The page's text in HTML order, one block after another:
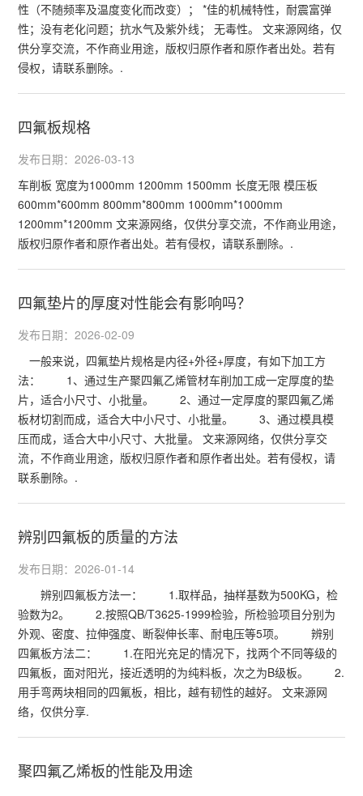
性（不随频率及温度变化而改变）； *佳的机械特性，耐震富弹
性；没有老化问题；抗水气及紫外线； 无毒性。 文来源网络，仅
供分享交流，不作商业用途，版权归原作者和原作者出处。若有
侵权，请联系删除。.
四氟板规格
发布日期：2026-03-13
车削板 宽度为1000mm 1200mm 1500mm 长度无限 模压板
600mm*600mm 800mm*800mm 1000mm*1000mm
1200mm*1200mm 文来源网络，仅供分享交流，不作商业用途，
版权归原作者和原作者出处。若有侵权，请联系删除。.
四氟垫片的厚度对性能会有影响吗？
发布日期：2026-02-09
一般来说，四氟垫片规格是内径+外径+厚度，有如下加工方
法： 1、通过生产聚四氟乙烯管材车削加工成一定厚度的垫
片，适合小尺寸、小批量。 2、通过一定厚度的聚四氟乙烯
板材切割而成，适合大中小尺寸、小批量。 3、通过模具模
压而成，适合大中小尺寸、大批量。 文来源网络，仅供分享交
流，不作商业用途，版权归原作者和原作者出处。若有侵权，请
联系删除。.
辨别四氟板的质量的方法
发布日期：2026-01-14
辨别四氟板方法一： 1.取样品，抽样基数为500KG，检
验数为2。 2.按照QB/T3625-1999检验，所检验项目分别为
外观、密度、拉伸强度、断裂伸长率、耐电压等5项。 辨别
四氟板方法二： 1.在阳光充足的情况下，找两个不同等级的
四氟板，面对阳光，接近透明的为纯料板，次之为B级板。 2.
用手弯两块相同的四氟板，相比，越有韧性的越好。 文来源网
络，仅供分享.
聚四氟乙烯板的性能及用途